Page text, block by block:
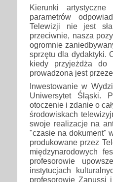
Kierunki
parametrów
Telewizji nie jest
przeciwnie, nasza
ogromnie
sprzętu dla dydaktyki.
kiedy przyjeżdża do
prowadzona jest
Inwestowanie w
Uniwersytet Śląski.
otoczenie i zdanie o
środowiskach
swoje realizacje na
"czasie na dokument"
produkowane przez
międzynarodowych
profesorowie
instytucjach
profesorowie Zanussi